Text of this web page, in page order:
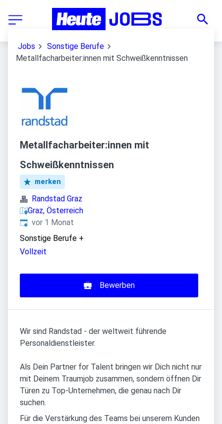
Jobs
Sonstige Berufe
Metallfacharbeiter:innen mit Schweißkenntnissen
Metallfacharbeiter:innen mit
Schweißkenntnissen
merken
Randstad Graz
Graz, Österreich
Veröffentlicht:
vor 1 Monat
Sonstige Berufe +
Vollzeit
Bewerben
Wir sind Randstad - der weltweit führende
Personaldienstleister.
Als Dein Partner for Talent bringen wir Dich nicht nur
mit Deinem Traumjob zusammen, sondern öffnen Dir
Türen zu Top-Unternehmen, die genau nach Dir
suchen.
Für die Verstärkung des Teams bei unserem Kunden